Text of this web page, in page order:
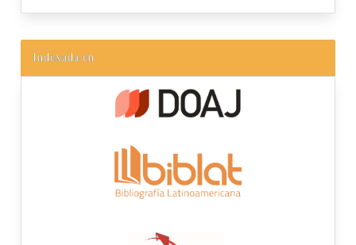
Indexada en